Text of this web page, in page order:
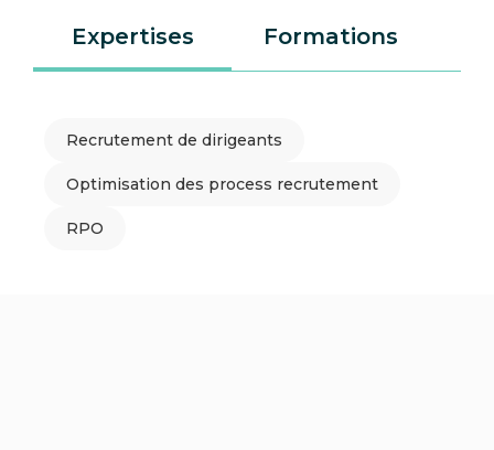
Expertises Formations
Recrutement de dirigeants
Optimisation des process recrutement
RPO